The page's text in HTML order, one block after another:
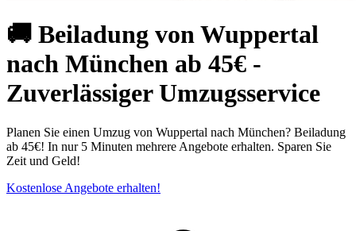
🚚 Beiladung von Wuppertal
nach München ab 45€ -
Zuverlässiger Umzugsservice
Planen Sie einen Umzug von Wuppertal nach München? Beiladung
ab 45€! In nur 5 Minuten mehrere Angebote erhalten. Sparen Sie
Zeit und Geld!
Kostenlose Angebote erhalten!